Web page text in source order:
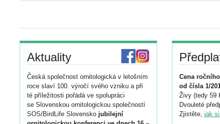
Aktuality
Česká společnost ornitologická v letošním
roce slaví 100. výročí svého vzniku a při
té příležitosti pořádá ve spolupráci
se Slovenskou ornitologickou společností
SOS/BirdLife Slovensko jubilejní
Cena
od čísla 1/
Živy (tedy 59
Dvouleté
Zjistěte, jak